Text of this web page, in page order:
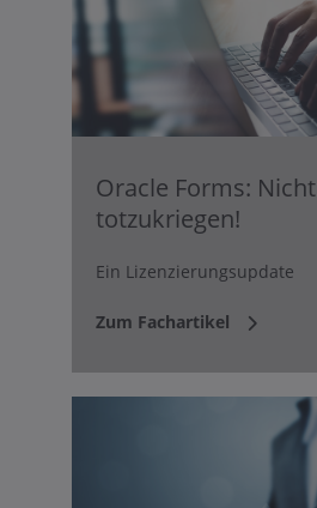
Oracle Forms: Nicht
totzukriegen!
Ein Lizenzierungsupdate
Zum Fachartikel